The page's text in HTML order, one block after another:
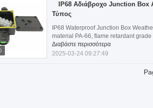
IP68 Αδιάβροχο Junction
Τύπος
IP68 Waterproof Junction Box
material PA-66, flame retardant
Διαβάστε περισσότερα
2025-03-24 09:27:49